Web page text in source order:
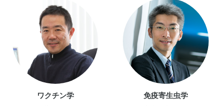
ワクチン学 免疫寄生虫学